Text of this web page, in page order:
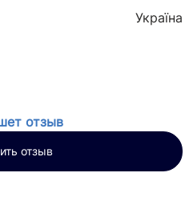
Україна
отзыв
отзыв